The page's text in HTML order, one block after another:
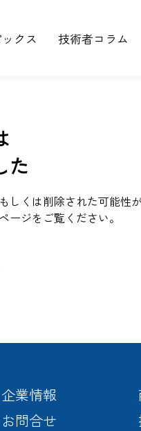
ックス 技術者コラム
た
くは削除された可能性が
ジをご覧ください。
企業情報
お問合せ